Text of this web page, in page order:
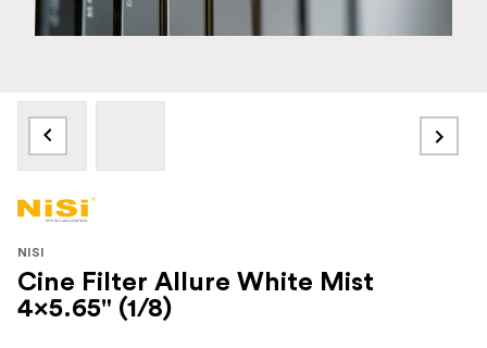
NISI
Cine Filter Allure White Mist
4x5.65" (1/8)